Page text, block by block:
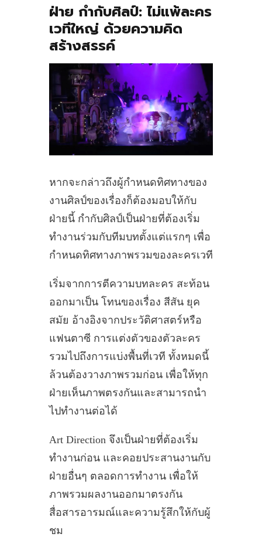
ฝ่าย กำกับศิลป์: ไม่แพ้ละคร
เวทีใหญ่ ด้วยความคิด
สร้างสรรค์
หากจะกล่าวถึงผู้กำหนดทิศทางของ
งานศิลป์ของเรื่องก็ต้องมอบให้กับ
ฝ่ายนี้ กำกับศิลป์เป็นฝ่ายที่ต้องเริ่ม
ทำงานร่วมกับทีมบทตั้งแต่แรกๆ เพื่อ
กำหนดทิศทางภาพรวมของละครเวที
เริ่มจากการตีความบทละคร สะท้อน
ออกมาเป็น โทนของเรื่อง สีสัน ยุค
สมัย อ้างอิงจากประวัติศาสตร์หรือ
แฟนตาซี การแต่งตัวของตัวละคร
รวมไปถึงการแบ่งพื้นที่เวที ทั้งหมดนี้
ล้วนต้องวางภาพรวมก่อน เพื่อให้ทุก
ฝ่ายเห็นภาพตรงกันและสามารถนำ
ไปทำงานต่อได้
Art Direction จึงเป็นฝ่ายที่ต้องเริ่ม
ทำงานก่อน และคอยประสานงานกับ
ฝ่ายอื่นๆ ตลอดการทำงาน เพื่อให้
ภาพรวมผลงานออกมาตรงกัน
สื่อสารอารมณ์และความรู้สึกให้กับผู้
ชม